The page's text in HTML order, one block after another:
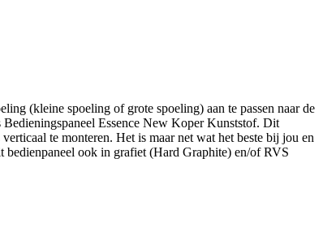
(kleine spoeling of grote spoeling) aan te passen naar de
Essence New Koper Kunststof. Dit
te monteren. Het is maar net wat het beste bij jou en
ook in grafiet (Hard Graphite) en/of RVS